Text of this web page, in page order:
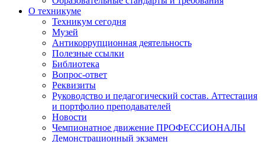
О техникуме
Техникум сегодня
Музей
Антикоррупционная деятельность
Полезные ссылки
Библиотека
Вопрос-ответ
Реквизиты
Руководство и педагогический состав. Аттестация
и портфолио преподавателей
Новости
Чемпионатное движение ПРОФЕССИОНАЛЫ
Демонстрационный экзамен